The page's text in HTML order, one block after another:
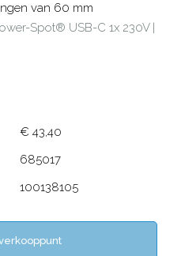
van 60 mm
Spot® USB-C 1x 230V |
€ 43,40
685017
100138105